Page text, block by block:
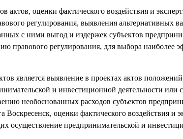
оценки фактического воздействия и
регулирования, выявления альтернативных
с ними выгод и издержек субъектов
правового регулирования, для выбора наиболее
является выявление в проектах актов
и инвестиционной деятельности или
необоснованных расходов субъектов
оценки фактического воздействия и
осуществление предпринимательской и